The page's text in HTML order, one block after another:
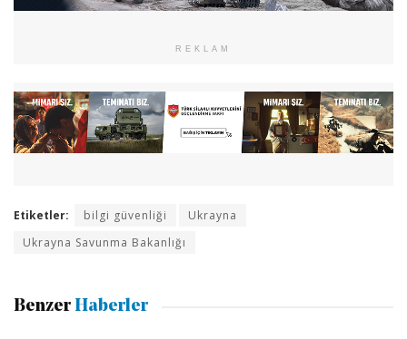
REKLAM
Etiketler: bilgi güvenliği
Ukrayna
Ukrayna Savunma Bakanlığı
Benzer Haberler